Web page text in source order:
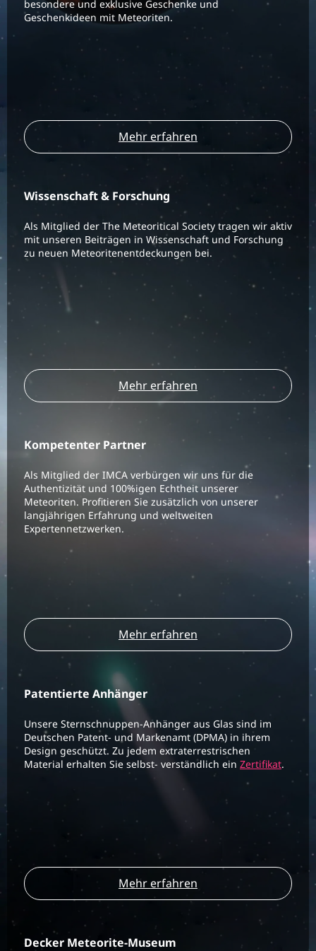
besondere und exklusive Geschenke und
Geschenkideen mit Meteoriten.
Mehr erfahren
Wissenschaft & Forschung
Als Mitglied der The Meteoritical Society tragen wir aktiv
mit unseren Beiträgen in Wissenschaft und Forschung
zu neuen Meteoritenentdeckungen bei.
Mehr erfahren
Kompetenter Partner
Als Mitglied der IMCA verbürgen wir uns für die
Authentizität und 100%igen Echtheit unserer
Meteoriten. Profitieren Sie zusätzlich von unserer
langjährigen Erfahrung und weltweiten
Expertennetzwerken.
Mehr erfahren
Patentierte Anhänger
Unsere Sternschnuppen-Anhänger aus Glas sind im
Deutschen Patent- und Markenamt (DPMA) in ihrem
Design geschützt. Zu jedem extraterrestrischen
Material erhalten Sie selbst- verständlich ein Zertifikat.
Mehr erfahren
Decker Meteorite-Museum